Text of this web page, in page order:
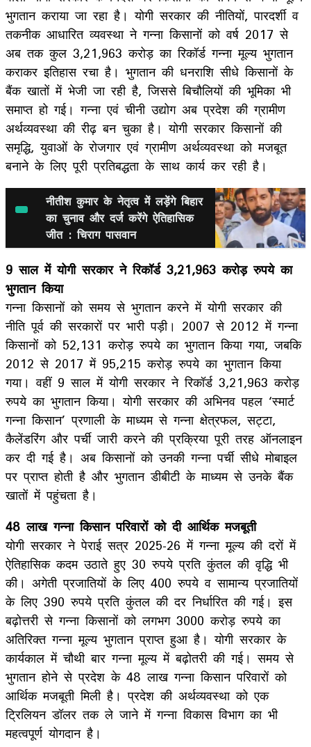
भुगतान कराया जा रहा है। योगी सरकार की नीतियों, पारदर्शी व
तकनीक आधारित व्यवस्था ने गन्ना किसानों को वर्ष 2017 से
अब तक कुल 3,21,963 करोड़ का रिकॉर्ड गन्ना मूल्य भुगतान
कराकर इतिहास रचा है। भुगतान की धनराशि सीधे किसानों के
बैंक खातों में भेजी जा रही है, जिससे बिचौलियों की भूमिका भी
समाप्त हो गई। गन्ना एवं चीनी उद्योग अब प्रदेश की ग्रामीण
अर्थव्यवस्था की रीढ़ बन चुका है। योगी सरकार किसानों की
समृद्धि, युवाओं के रोजगार एवं ग्रामीण अर्थव्यवस्था को मजबूत
बनाने के लिए पूरी प्रतिबद्धता के साथ कार्य कर रही है।
नीतीश कुमार के नेतृत्व में लड़ेंगे बिहार
का चुनाव और दर्ज करेंगे ऐतिहासिक
जीत : चिराग पासवान
9 साल में योगी सरकार ने रिकॉर्ड 3,21,963 करोड़ रुपये का
भुगतान किया
गन्ना किसानों को समय से भुगतान करने में योगी सरकार की
नीति पूर्व की सरकारों पर भारी पड़ी। 2007 से 2012 में गन्ना
किसानों को 52,131 करोड़ रुपये का भुगतान किया गया, जबकि
2012 से 2017 में 95,215 करोड़ रुपये का भुगतान किया
गया। वहीं 9 साल में योगी सरकार ने रिकॉर्ड 3,21,963 करोड़
रुपये का भुगतान किया। योगी सरकार की अभिनव पहल ‘स्मार्ट
गन्ना किसान’ प्रणाली के माध्यम से गन्ना क्षेत्रफल, सट्टा,
कैलेंडरिंग और पर्ची जारी करने की प्रक्रिया पूरी तरह ऑनलाइन
कर दी गई है। अब किसानों को उनकी गन्ना पर्ची सीधे मोबाइल
पर प्राप्त होती है और भुगतान डीबीटी के माध्यम से उनके बैंक
खातों में पहुंचता है।
48 लाख गन्ना किसान परिवारों को दी आर्थिक मजबूती
योगी सरकार ने पेराई सत्र 2025-26 में गन्ना मूल्य की दरों में
ऐतिहासिक कदम उठाते हुए 30 रुपये प्रति कुंतल की वृद्धि भी
की। अगेती प्रजातियों के लिए 400 रुपये व सामान्य प्रजातियों
के लिए 390 रुपये प्रति कुंतल की दर निर्धारित की गई। इस
बढ़ोत्तरी से गन्ना किसानों को लगभग 3000 करोड़ रुपये का
अतिरिक्त गन्ना मूल्य भुगतान प्राप्त हुआ है। योगी सरकार के
कार्यकाल में चौथी बार गन्ना मूल्य में बढ़ोतरी की गई। समय से
भुगतान होने से प्रदेश के 48 लाख गन्ना किसान परिवारों को
आर्थिक मजबूती मिली है। प्रदेश की अर्थव्यवस्था को एक
ट्रिलियन डॉलर तक ले जाने में गन्ना विकास विभाग का भी
महत्वपूर्ण योगदान है।